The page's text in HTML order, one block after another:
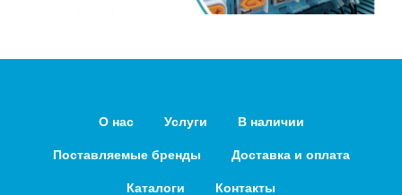
О нас Услуги В наличии
Поставляемые бренды Доставка и оплата
Каталоги Контакты